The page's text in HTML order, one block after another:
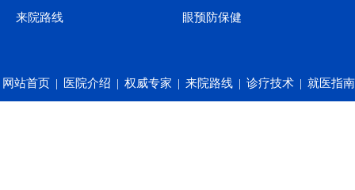
来院路线 眼预防保健
网站首页 | 医院介绍 | 权威专家 | 来院路线 | 诊疗技术 | 就医指南